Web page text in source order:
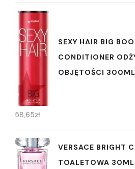
SEXY HAIR BIG
CONDITIONER
OBJĘTOŚCI 300ML
58,65zł
VERSACE BRIGHT
TOALETOWA 30ML